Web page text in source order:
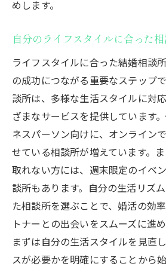
心理面のサポートが婚活
希望に応じた柔軟なサポ
トラブル時の迅速な対応
個々の成長を促す相談所
結婚相談所の料金プランと
う
初期費用と月額費用の内
オプションサービスの料
契約前に知っておくべき
コストパフォーマンスを
相談所間での料金比較の
めします。
自分のライフスタイルに合った
ライフスタイルに合った結婚相談
の成功につながる重要なステップ
談所は、多様な生活スタイルに対
ざまなサービスを提供しています
ネスパーソン向けに、オンライン
せている相談所が増えています。
取れない方には、週末限定のイベ
談所もあります。自分の生活リズ
た相談所を選ぶことで、婚活の効
トナーとの出会いをスムーズに進
まずは自分の生活スタイルを見直
スが必要かを明確にすることから始